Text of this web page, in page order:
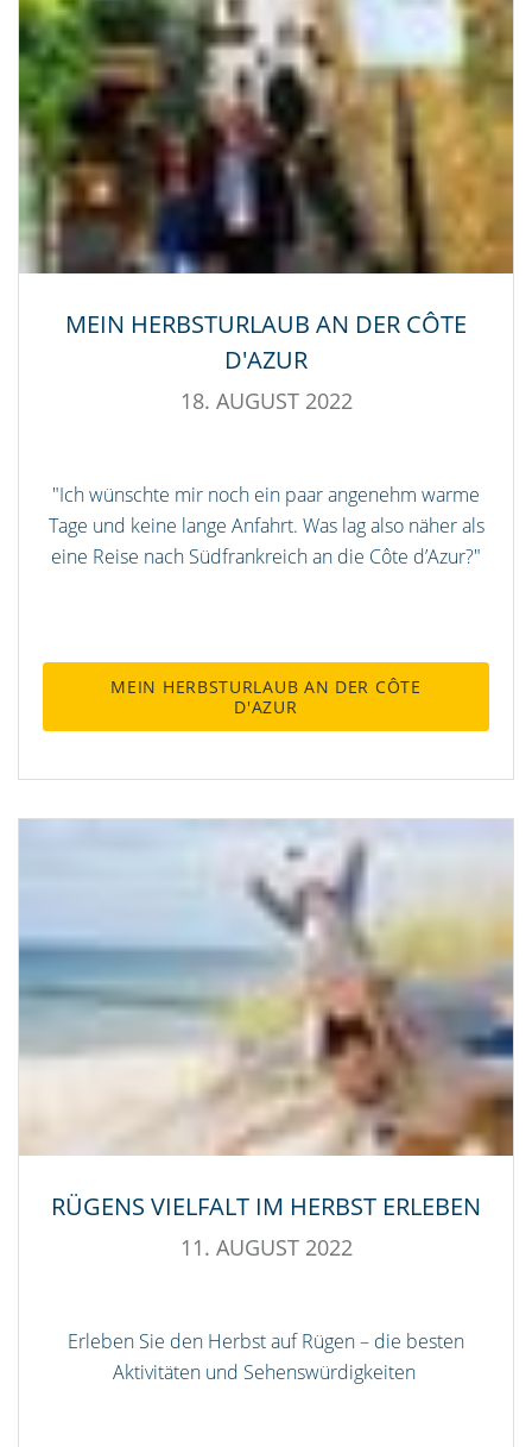
MEIN HERBSTURLAUB AN DER CÔTE
D'AZUR
18. AUGUST 2022
"Ich wünschte mir noch ein paar angenehm warme
Tage und keine lange Anfahrt. Was lag also näher als
eine Reise nach Südfrankreich an die Côte d’Azur?"
MEIN HERBSTURLAUB AN DER CÔTE
D'AZUR
RÜGENS VIELFALT IM HERBST ERLEBEN
11. AUGUST 2022
Erleben Sie den Herbst auf Rügen – die besten
Aktivitäten und Sehenswürdigkeiten